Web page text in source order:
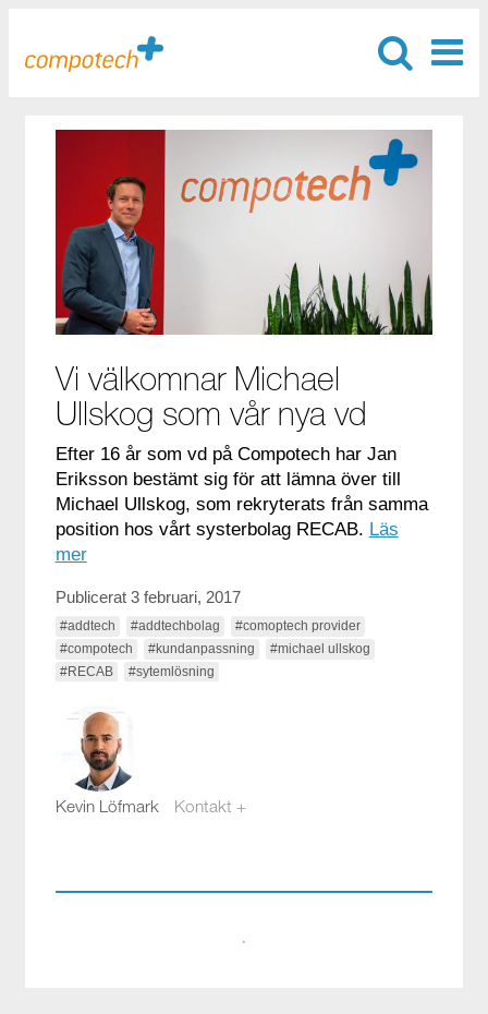
Vi välkomnar Michael
Ullskog som vår nya vd
Efter 16 år som vd på Compotech har Jan
Eriksson bestämt sig för att lämna över till
Michael Ullskog, som rekryterats från samma
position hos vårt systerbolag RECAB. Läs
mer
Publicerat 3 februari, 2017
#addtech #addtechbolag
#comoptech provider
#compotech
#kundanpassning
#michael ullskog
#RECAB
#sytemlösning
Kevin Löfmark Kontakt +
·